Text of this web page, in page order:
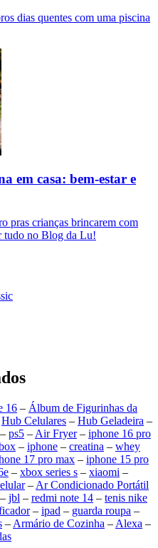
dias quentes com uma piscina
em casa: bem-estar e
pras crianças brincarem com
tudo no Blog da Lu!
16 – Álbum de Figurinhas da
Hub Celulares – Hub Geladeira –
– ps5 – Air Fryer– iphone 16 pro
– iphone – creatina – whey
17 pro max – iphone 15 pro
– xbox series s – xiaomi –
– Ar Condicionado Portátil
– jbl – redmi note 14 – tenis nike
– ipad – guarda roupa –
– Armário de Cozinha – Alexa –